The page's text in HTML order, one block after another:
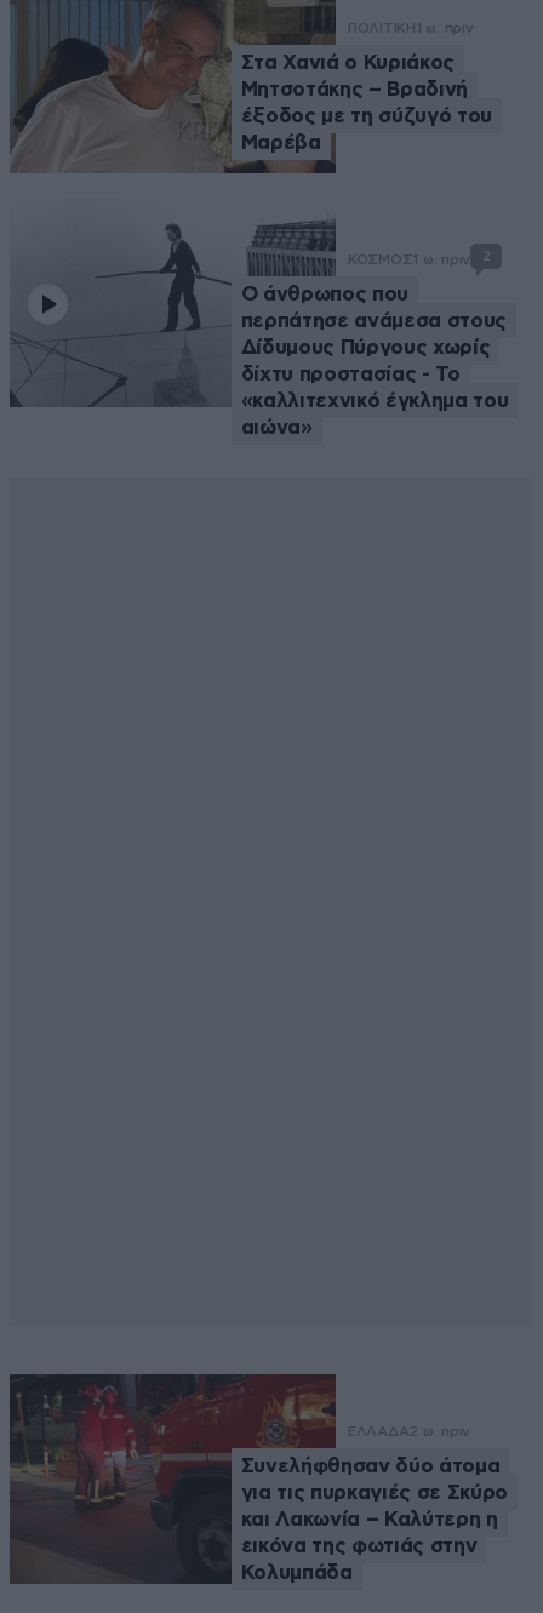
ΠΟΛΙΤΙΚΗ 1 ω. πριν
Στα Χανιά ο Κυριάκος
Μητσοτάκης – Βραδινή
έξοδος με τη σύζυγό του
Μαρέβα
ΚΟΣΜΟΣ 1 ω. πριν 2
Ο άνθρωπος που
περπάτησε ανάμεσα στους
Δίδυμους Πύργους χωρίς
δίχτυ προστασίας - Το
«καλλιτεχνικό έγκλημα του
αιώνα»
ΕΛΛΑΔΑ2 ω. πριν
Συνελήφθησαν δύο άτομα
για τις πυρκαγιές σε Σκύρο
και Λακωνία – Καλύτερη η
εικόνα της φωτιάς στην
Κολυμπάδα